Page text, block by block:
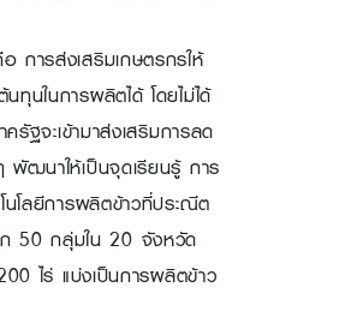
การส่งเสริมเกษตรกรให้
นในการผลิตได้ โดยไม่ได้
ฐจะเข้ามาส่งเสริมการลด
ฒนาให้เป็นจุดเรียนรู้ การ
โลยีการผลิตข้าวที่ประณีต
รก 50 กลุ่มใน 20 จังหวัด
ไร่ แบ่งเป็นการผลิตข้าว